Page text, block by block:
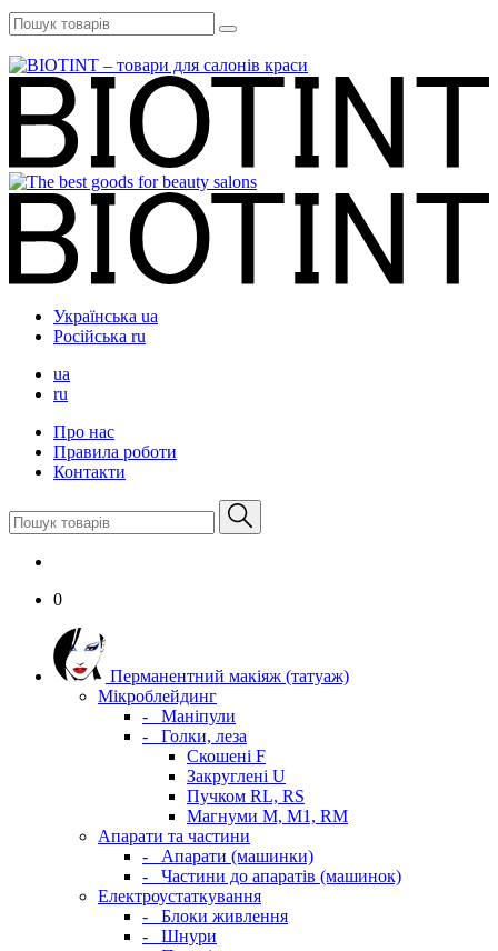
Українська ua
Російська ru
ua
ru
Про нас
Правила роботи
Контакти
0
Перманентний макіяж (татуаж)
Мікроблейдинг
-
Маніпули
-
Голки, леза
Скошені F
Закруглені U
Пучком RL, RS
Магнуми M, M1, RM
Апарати та частини
-
Апарати (машинки)
-
Частини до апаратів (машинок)
Електроустаткування
-
Блоки живлення
-
Шнури